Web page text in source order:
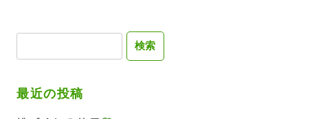
検
最近の投稿